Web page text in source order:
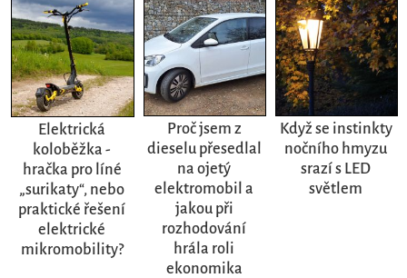
Elektrická
koloběžka -
hračka pro líné
„surikaty“, nebo
praktické řešení
elektrické
mikromobility?
Proč jsem z
dieselu přesedlal
na ojetý
elektromobil a
jakou při
rozhodování
hrála roli
ekonomika
Když se instinkty
nočního hmyzu
srazí s LED
světlem